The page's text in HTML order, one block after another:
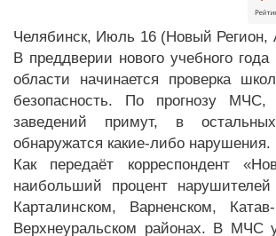
Челябинск, Июль 16 (Новый Регион,
В преддверии нового учебного
области начинается проверка
безопасность. По прогнозу
заведений примут, в остальных
обнаружатся какие-либо нарушения.
Как передаёт корреспондент
наибольший процент
Карталинском, Варненском,
Верхнеуральском районах. В МЧС